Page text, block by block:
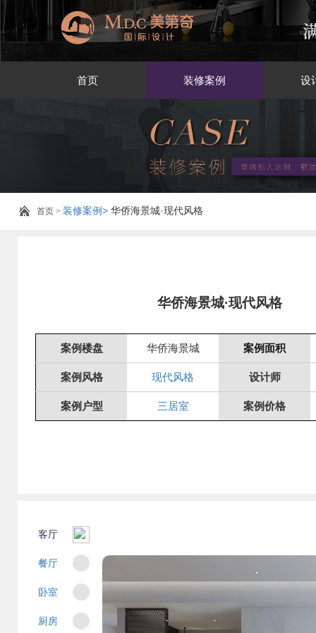
首页 装修案例 设
首页 > 装修案例> 华侨海景城·现代风格
华侨海景城·现代风格
案例楼盘 华侨海景城 案例面积
案例风格 现代风格 设计师
案例户型 三居室 案例价格
客厅
餐厅
卧室
厨房